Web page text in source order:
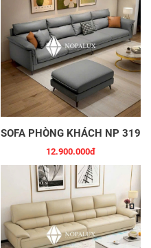
SOFA PHÒNG KHÁCH NP 319
12.900.000đ